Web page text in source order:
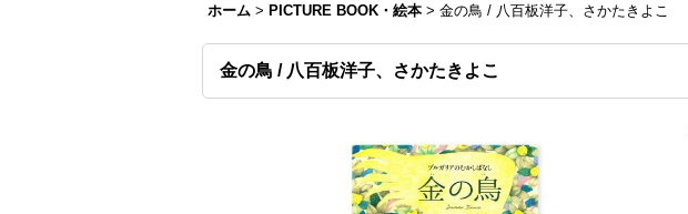
ホーム > PICTURE BOOK・絵本 > 金の鳥 / 八百板洋子、さかたきよこ
金の鳥 / 八百板洋子、さかたきよこ